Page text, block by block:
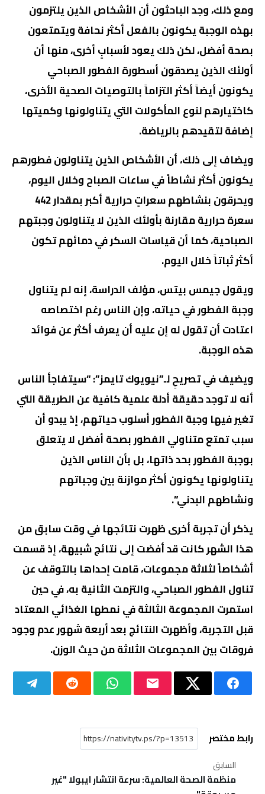
ومع ذلك، وجد الباحثون أن الأشخاص الذين يلتزمون
بهذه الوجبة يكونون بالفعل أكثر نحافة ويتمتعون
بصحة أفضل، لكن ذلك يعود لأسبابٍ أخرى، منها أن
أولئك الذين يصدقون أسطورة الفطور الصباحي
يكونون أيضاً أكثر التزاماً بالتوصيات الصحية الأخرى،
كاختيارهم لنوع المأكولات التي يتناولونها وكميتها
إضافة لتقيدهم بالرياضة.
ويضاف إلى ذلك، أن الأشخاص الذين يتناولون فطورهم
يكونون أكثر نشاطاً في ساعات الصباح وخلال اليوم،
ويحرقون بنشاطهم سعراتٍ حرارية أكبر بمقدار 442
سعرة حرارية مقارنة بأولئك الذين لا يتناولون وجبتهم
الصباحية، كما أن قياسات السكر في دمائهم تكون
أكثر ثباتاً خلال اليوم.
ويقول جيمس بيتس، مؤلف الدراسة، إنه لم يتناول
وجبة الفطور في حياته، وإن الناس رغم اختصاصه
اعتادت أن تقول له إن عليه أن يعرف أكثر عن فوائد
هذه الوجبة.
ويضيف في تصريحٍ لـ”نيويوك تايمز”: “سيتفاجأ الناس
أنه لا توجد حقيقة أدلة علمية كافية عن الطريقة التي
تغير فيها وجبة الفطور أسلوب حياتهم، إذ يبدو أن
سبب تمتع متناولي الفطور بصحة أفضل لا يتعلق
بوجبة الفطور بحد ذاتها، بل بأن الناس الذين
يتناولونها يكونون أكثر موازنة بين وجباتهم
ونشاطهم البدني”.
يذكر أن تجربة أخرى ظهرت نتائجها في وقت سابق من
هذا الشهر كانت قد أفضت إلى نتائج شبيهة، إذ قسمت
أشخاصاً لثلاثة مجموعات، قامت إحداها بالتوقف عن
تناول الفطور الصباحي، والتزمت الثانية به، في حين
استمرت المجموعة الثالثة في نمطها الغذائي المعتاد
قبل التجربة، وأظهرت النتائج بعد أربعة شهور عدم وجود
فروقات بين المجموعات الثلاثة من حيث الوزن.
رابط مختصر
السابق
منظمة الصحة العالمية: سرعة انتشار ايبولا "غير